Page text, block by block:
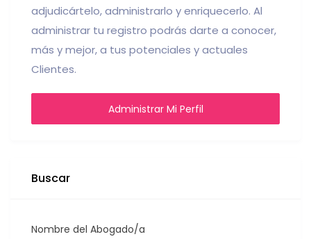
adjudicártelo, administrarlo y enriquecerlo. Al
administrar tu registro podrás darte a conocer,
más y mejor, a tus potenciales y actuales
Clientes.
Administrar Mi Perfil
Buscar
Nombre del Abogado/a